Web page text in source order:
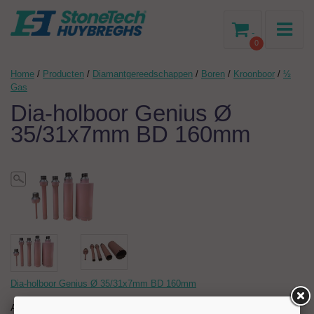
0
-
Home / Producten / Diamantgereedschappen / Boren / Kroonboor / ½
Gas
Dia-holboor Genius Ø
35/31x7mm BD 160mm
Dia-holboor Genius Ø 35/31x7mm BD 160mm
Artikelnr: